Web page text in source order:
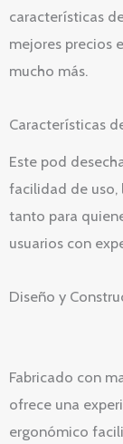
características
mejores precios
mucho más.
Características
Este pod
facilidad de uso,
tanto para
usuarios con
Diseño y
Fabricado con
ofrece una
ergonómico